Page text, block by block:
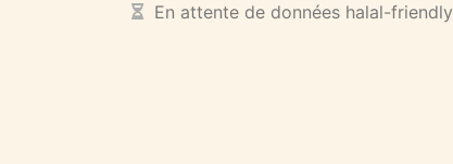
En attente de données halal-friendly